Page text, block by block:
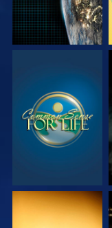
СМОТРЕТЬ